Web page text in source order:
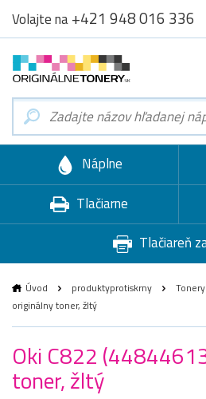
Volajte na+421 948 016 336
Náplne
Tlačiarne
Tlačiareň
Úvod produktyprotiskrny Tonery
originálny toner, žltý
Oki C822
toner, žltý